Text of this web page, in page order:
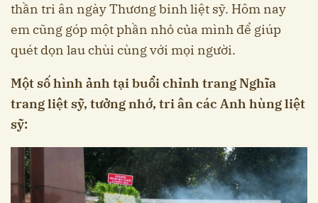
thần tri ân ngày Thương binh liệt sỹ. Hôm nay
em cũng góp một phần nhỏ của mình để giúp
quét dọn lau chùi cùng với mọi người.
Một số hình ảnh tại buổi chỉnh trang Nghĩa
trang liệt sỹ, tưởng nhớ, tri ân các Anh hùng liệt
sỹ: